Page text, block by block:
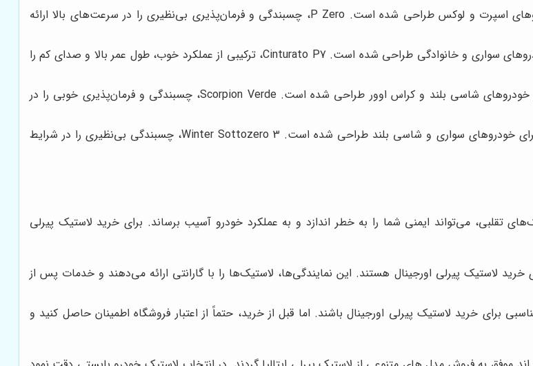
این مدل، یک لاستیک با عملکرد بالا است که برای خودروهای اسپرت و لوکس طراحی شده است. P Zero، چسبندگی و فرمان‌پذیری بی‌نظیری را در سرعت‌های بالا ارائه
این مدل، یک لاستیک چهار فصل است که برای خودروهای سواری و خانوادگی طراحی شده است. Cinturato P7، ترکیبی از عملکرد خوب، طول عمر بالا و صدای کم را
این مدل، یک لاستیک چهار فصل است که برای خودروهای شاسی بلند و کراس اوور طراحی شده است. Scorpion Verde، چسبندگی و فرمان‌پذیری خوبی را در
این مدل، یک لاستیک زمستانی است که برای خودروهای سواری و شاسی بلند طراحی شده است. Winter Sottozero 3، چسبندگی بی‌نظیری را در شرایط
تقلبی، می‌تواند ایمنی شما را به خطر اندازد و به عملکرد خودرو آسیب برساند. برای خرید لاستیک پیرلی
لاستیک پیرلی اورجینال هستند. این نمایندگی‌ها، لاستیک‌ها را با گارانتی ارائه می‌دهند و خدمات پس از
برای خرید لاستیک پیرلی اورجینال باشند. اما قبل از خرید، حتماً از اعتبار فروشگاه اطمینان حاصل کنید و